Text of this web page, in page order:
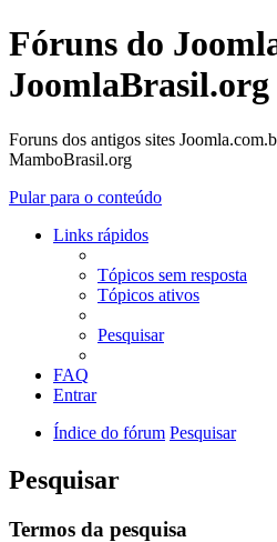
Fóruns do
JoomlaBrasil.org
Foruns dos antigos sites
MamboBrasil.org
Pular para o conteúdo
Links rápidos
Tópicos sem resposta
Tópicos ativos
Pesquisar
FAQ
Entrar
Índice do fórum Pesquisar
Pesquisar
Termos da pesquisa